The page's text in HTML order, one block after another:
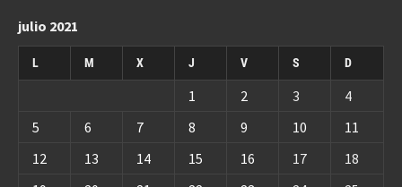
julio 2021
L M X J V S D
1 2 3
4
5
6 7 8 9 10
11
12
13 14 15 16 17
18